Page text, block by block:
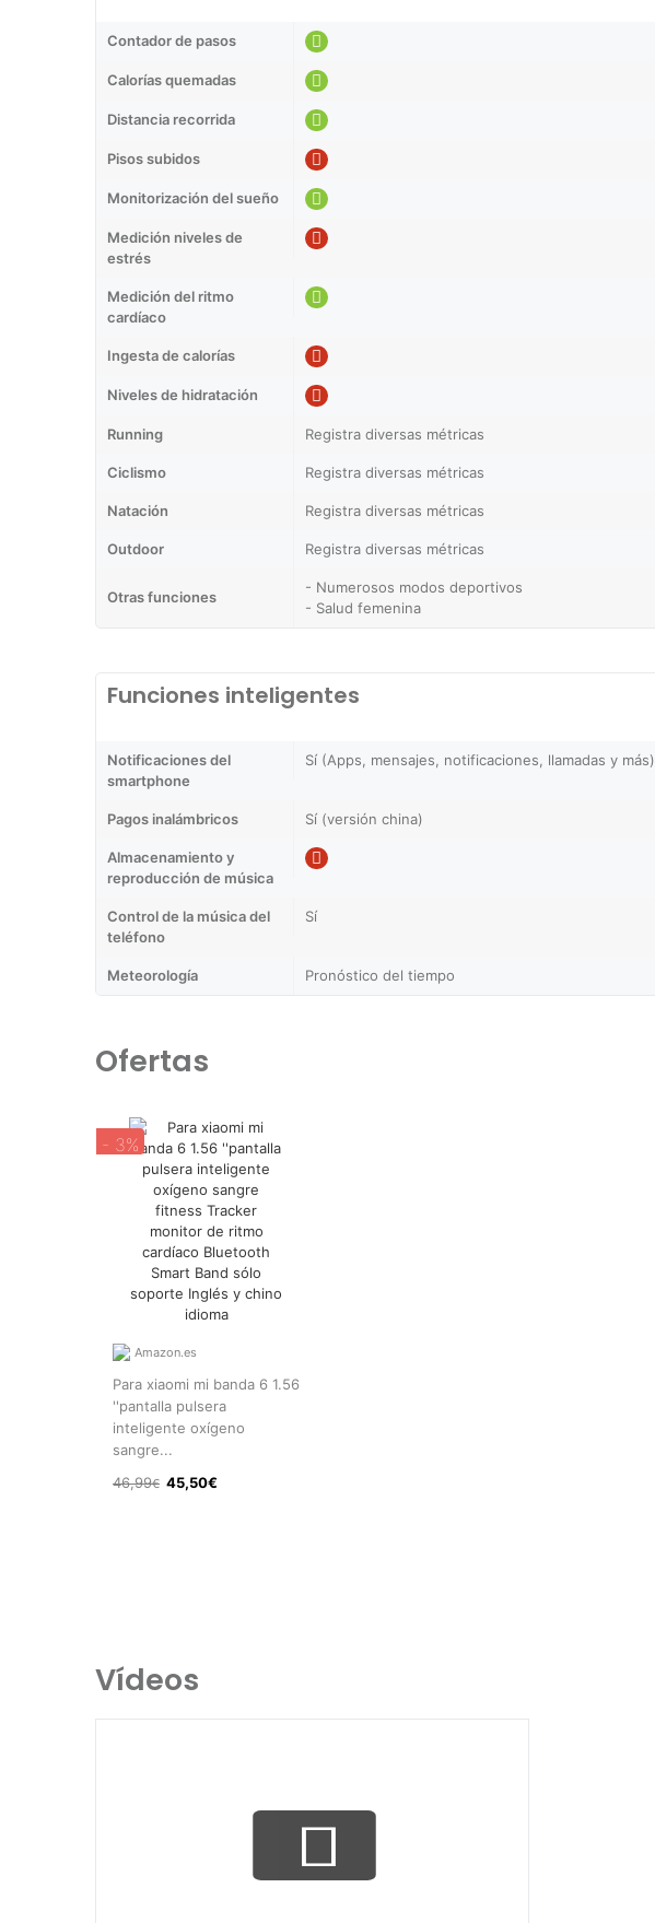
Contador de pasos
Calorías quemadas
Distancia recorrida
Pisos subidos
Monitorización del sueño
Medición niveles de
estrés
Medición del ritmo
cardíaco
Ingesta de calorías
Niveles de hidratación
Running Registra diversas métricas
Ciclismo Registra diversas métricas
Natación Registra diversas métricas
Outdoor Registra diversas métricas
Otras funciones
- Numerosos modos deportivos
- Salud femenina
Funciones inteligentes
Notificaciones del
smartphone
Sí (Apps, mensajes, notificaciones, llamadas y más)
Pagos inalámbricos Sí (versión china)
Almacenamiento y
reproducción de música
Control de la música del
teléfono
Sí
Meteorología Pronóstico del tiempo
Ofertas
- 3%
Amazon.es
Para xiaomi mi banda 6 1.56
''pantalla pulsera
inteligente oxígeno
sangre...
46,99€ 45,50€
Vídeos